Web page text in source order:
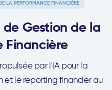
LA PERFORMANCE FINANCIÈRE
Gestion de la
Financière
par l'IA pour la
et le reporting financier au